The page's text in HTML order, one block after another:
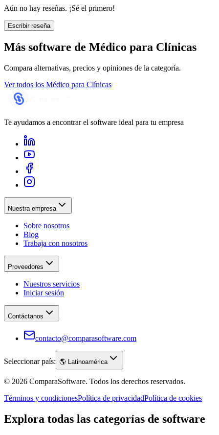
Aún no hay reseñas. ¡Sé el primero!
Escribir reseña
Más software de Médico para Clínicas
Compara alternativas, precios y opiniones de la categoría.
Ver todos los Médico para Clínicas
Te ayudamos a encontrar el software ideal para tu empresa
Nuestra empresa
Sobre nosotros
Blog
Trabaja con nosotros
Proveedores
Nuestros servicios
Iniciar sesión
Contáctanos
contacto@comparasoftware.com
Seleccionar país: 🌎 Latinoamérica
© 2026 ComparaSoftware. Todos los derechos reservados.
Términos y condicionesPolítica de privacidadPolítica de cookies
Explora todas las categorías de software